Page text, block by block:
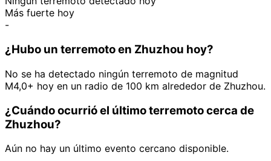
Más fuerte hoy
-
¿Hubo un terremoto en Zhuzhou hoy?
No se ha detectado ningún terremoto de magnitud
M4,0+ hoy en un radio de 100 km alrededor de Zhuzhou.
¿Cuándo ocurrió el último terremoto cerca de
Zhuzhou?
Aún no hay un último evento cercano disponible.